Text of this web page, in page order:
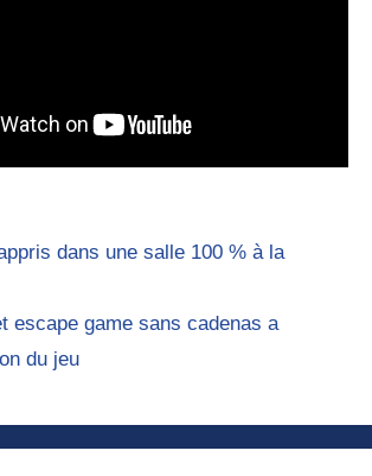
dans une salle 100 % à la
escape game sans cadenas a
du jeu